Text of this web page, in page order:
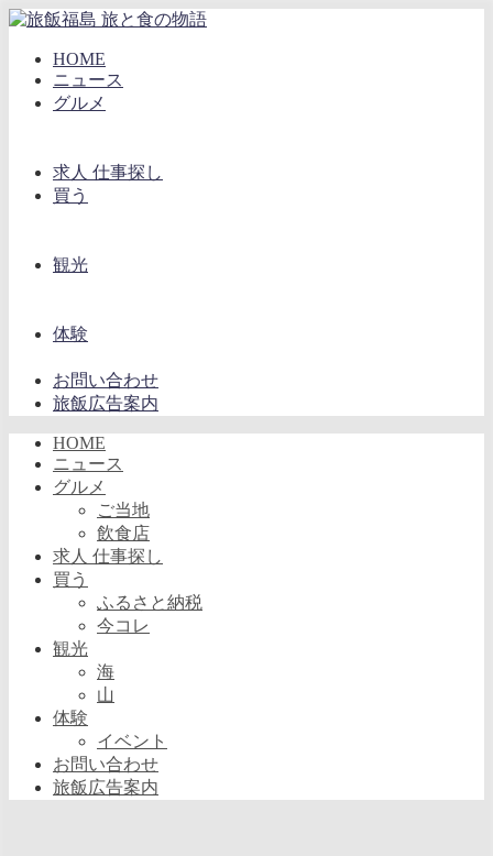
HOME
ニュース
グルメ
求人 仕事探し
買う
観光
体験
お問い合わせ
旅飯広告案内
HOME
ニュース
グルメ
ご当地
飲食店
求人 仕事探し
買う
ふるさと納税
今コレ
観光
海
山
体験
イベント
お問い合わせ
旅飯広告案内